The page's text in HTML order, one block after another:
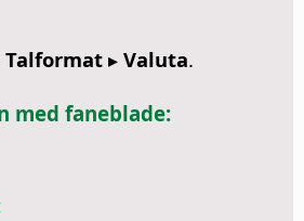
Talformat ▸ Valuta.
med faneblade: